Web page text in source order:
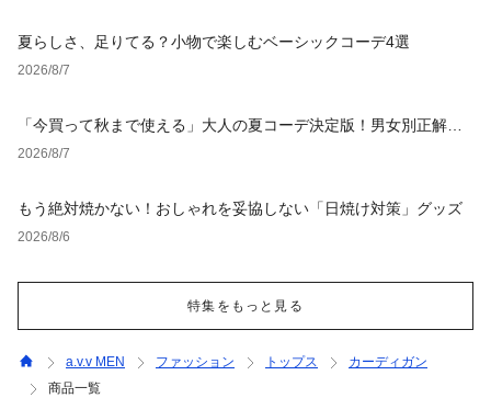
夏らしさ、足りてる？小物で楽しむベーシックコーデ4選
2026/8/7
「今買って秋まで使える」大人の夏コーデ決定版！男女別正解ス
タイルとNGな着こなし
2026/8/7
もう絶対焼かない！おしゃれを妥協しない「日焼け対策」グッズ
2026/8/6
特集をもっと見る
a.v.v MEN ファッション トップス
カーディガン
商品一覧